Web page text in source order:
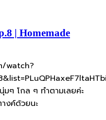
| Homemade
watch?
ๆ โกล ๆ ทำตามเลยค่ะ
งค์ด้วยนะ